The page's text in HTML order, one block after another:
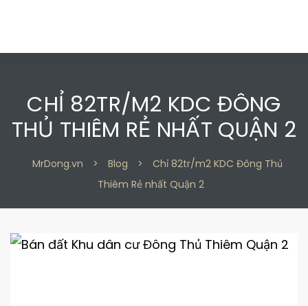
CHỈ 82TR/M2 KDC ĐÔNG
THỦ THIÊM RẺ NHẤT QUẬN 2
MrDong.vn > Blog >
Chỉ 82tr/m2 KDC Đông Thủ
Thiêm Rẻ nhất Quận 2